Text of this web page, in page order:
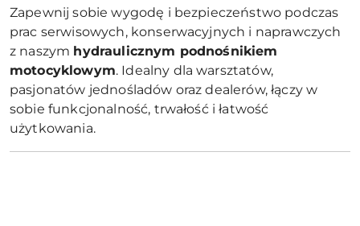
Zapewnij sobie wygodę i bezpieczeństwo podczas
prac serwisowych, konserwacyjnych i naprawczych
z naszym hydraulicznym podnośnikiem
motocyklowym. Idealny dla warsztatów,
pasjonatów jednośladów oraz dealerów, łączy w
sobie funkcjonalność, trwałość i łatwość
użytkowania.